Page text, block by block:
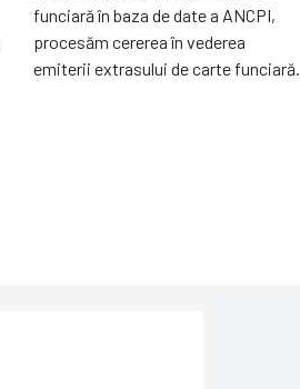
funciară în baza de date a ANCPI,
procesăm cererea în vederea
emiterii extrasului de carte funciară.